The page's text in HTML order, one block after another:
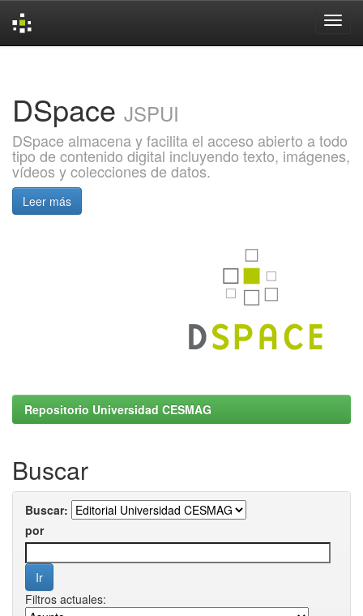
DSpace JSPUI
DSpace almacena y facilita el acceso abierto a todo
tipo de contenido digital incluyendo texto, imágenes,
vídeos y colecciones de datos.
Leer más
Repositorio Universidad CESMAG
Buscar
Buscar:
por
Filtros actuales: